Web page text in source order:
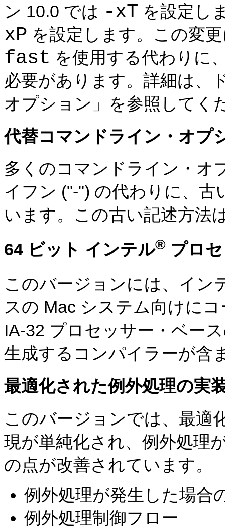
ン 10.0 では -xT を設定し
xP を設定します。この変
fast を使用する代わりに
必要があります。詳細は、
オプション」を参照してく
代替コマンドライン・オプ
多くのコマンドライン・オ
イフン ("-") の代わりに、古
います。この古い記述方法
64 ビット インテル® プロ
このバージョンには、イン
スの Mac システム向けに
IA-32 プロセッサー・ベー
生成するコンパイラーが含
最適化された例外処理の実
このバージョンでは、最適
現が単純化され、例外処理
の点が改善されています。
例外処理が発生した場合
例外処理制御フロー